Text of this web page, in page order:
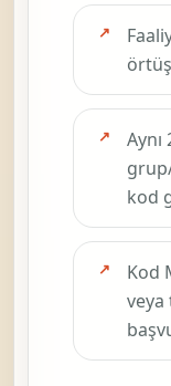
Aynı
kod
Kod
veya